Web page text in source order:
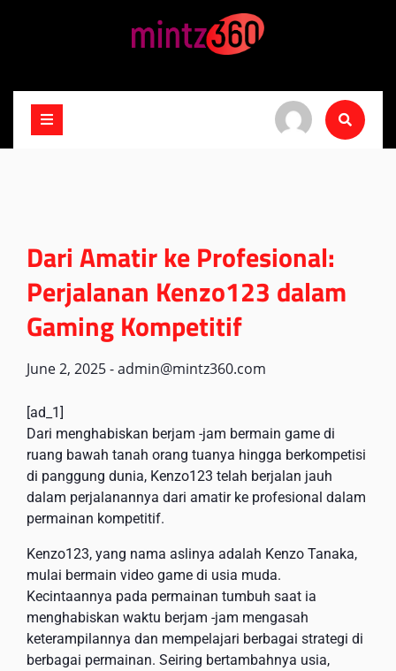
Dari Amatir ke Profesional:
Perjalanan Kenzo123 dalam
Gaming Kompetitif
June 2, 2025-admin@mintz360.com
[ad_1]
Dari menghabiskan berjam -jam bermain game di
ruang bawah tanah orang tuanya hingga berkompetisi
di panggung dunia, Kenzo123 telah berjalan jauh
dalam perjalanannya dari amatir ke profesional dalam
permainan kompetitif.
Kenzo123, yang nama aslinya adalah Kenzo Tanaka,
mulai bermain video game di usia muda.
Kecintaannya pada permainan tumbuh saat ia
menghabiskan waktu berjam -jam mengasah
keterampilannya dan mempelajari berbagai strategi di
berbagai permainan. Seiring bertambahnya usia,